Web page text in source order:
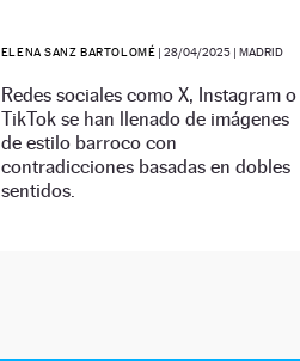
ELENA SANZ BARTOLOMÉ |28/04/2025 | MADRID
Redes sociales como X, Instagram o
TikTok se han llenado de imágenes
de estilo barroco con
contradicciones basadas en dobles
sentidos.